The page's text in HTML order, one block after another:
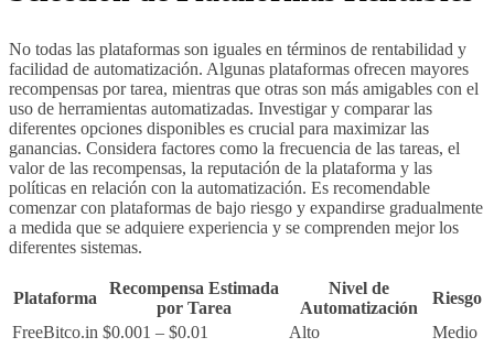
No todas las plataformas son iguales en términos de rentabilidad y
facilidad de automatización. Algunas plataformas ofrecen mayores
recompensas por tarea, mientras que otras son más amigables con el
uso de herramientas automatizadas. Investigar y comparar las
diferentes opciones disponibles es crucial para maximizar las
ganancias. Considera factores como la frecuencia de las tareas, el
valor de las recompensas, la reputación de la plataforma y las
políticas en relación con la automatización. Es recomendable
comenzar con plataformas de bajo riesgo y expandirse gradualmente
a medida que se adquiere experiencia y se comprenden mejor los
diferentes sistemas.
Plataforma
Recompensa Estimada
por Tarea
Nivel de
Automatización
Riesgo
FreeBitco.in $0.001 – $0.01 Alto
Medio